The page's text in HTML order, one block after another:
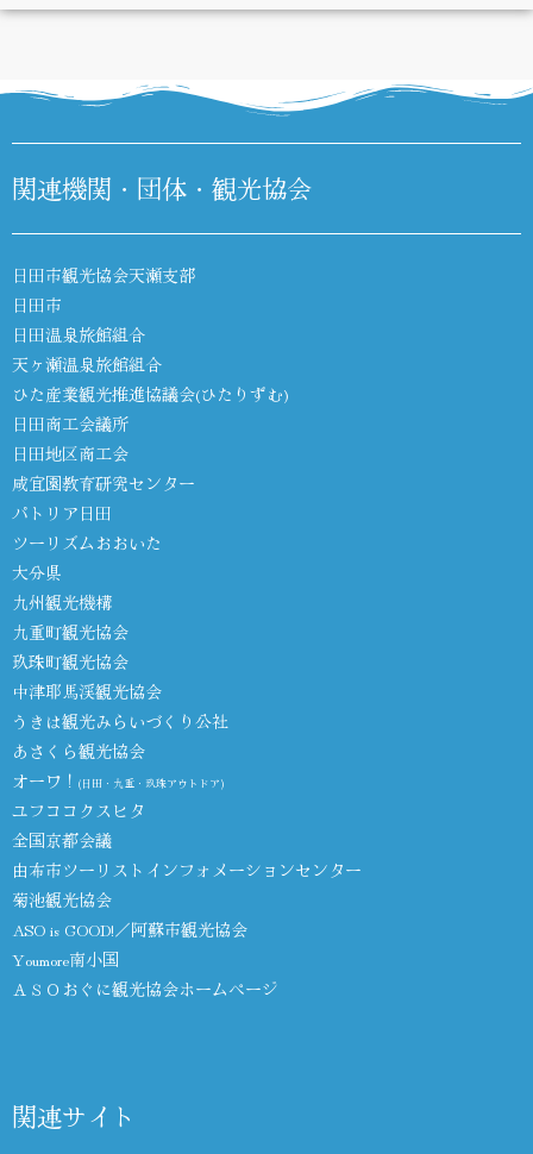
DIARY
関連機関・団体・観光協会
日田市観光協会天瀬支部
日田市
日田温泉旅館組合
天ヶ瀬温泉旅館組合
ひた産業観光推進協議会(ひたりずむ)
日田商工会議所
日田地区商工会
咸宜園教育研究センター
パトリア日田
ツーリズムおおいた
大分県
九州観光機構
九重町観光協会
玖珠町観光協会
中津耶馬渓観光協会
うきは観光みらいづくり公社
あさくら観光協会
オーワ！ (日田・九重・玖珠アウトドア)
ユフココクスヒタ
全国京都会議
由布市ツーリストインフォメーションセンター
菊池観光協会
ASO is GOOD!／阿蘇市観光協会
Youmore南小国
ＡＳＯおぐに観光協会ホームページ
関連サイト